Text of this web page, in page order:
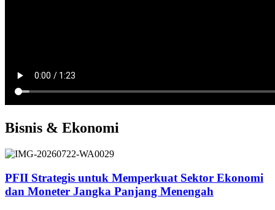
Bisnis & Ekonomi
PFII Strategis untuk Memperkuat Sektor Ekonomi
dan Moneter Jangka Panjang Menengah